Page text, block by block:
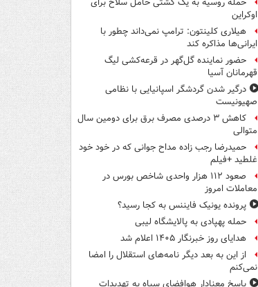
حمله روسیه به یک کشتی حامل سلاح برای
اوکراین
هیلاری کلینتون: ترامپ نمی‌داند چطور با
ایرانی‌ها مذاکره کند
حضور نماینده گل‌گهر در قرعه‌کشی لیگ
قهرمانان آسیا
درگیر شدن گردشگر اسپانیایی با نظامی
صهیونیست
کاهش ۳ درصدی مصرف برق برای دومین سال
متوالی
حمیدرضا رجب زاده مداح جوانی که در خود خود
غلطید +فیلم
صعود ۱۱۲ هزار واحدی شاخص بورس در
معاملات امروز
پرونده یونیک فایننس به کجا رسید؟
حمله پهپادی به پالایشگاه لیبی
هدایای روز خبرنگار ۱۴۰۵ اعلام شد
از این به بعد دیگر نامه‌های استقلال را امضا
نمی‌کنم
پاسخ معنادار هوافضای سپاه به تهدیدات